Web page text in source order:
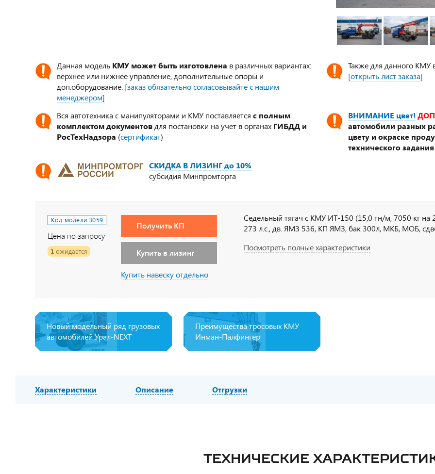
Данная модель КМУ может быть изготовлена в различных вариантах:
верхнее или нижнее управление, дополнительные опоры и
доп.оборудование. [заказ обязательно согласовывайте с нашим
менеджером]
Также для данного КМУ
[открыть лист заказа]
Вся автотехника с манипуляторами и КМУ поставляется с полным
комплектом документов для постановки на учет в органах ГИБДД и
РосТехНадзора (сертификат)
ВНИМАНИЕ цвет!
автомобили разных
цвету и окраске
технического
СКИДКА В ЛИЗИНГ до 10%
субсидия Минпромторга
Код модели:3059
Цена по запросу
1 ожидается
Получить КП
Купить в лизинг
Купить навеску отдельно
Седельный тягач с КМУ ИТ-150 (15,0 тн/м, 7050 кг на
273 л.с., дв. ЯМЗ 536, КП ЯМЗ, бак 300л, МКБ, МОБ,
Посмотреть полные характеристики
Новый модельный ряд грузовых
автомобилей Урал-NEXT
Преимущества тросовых КМУ
Инман-Палфингер
Характеристики Описание Отгрузки
ТЕХНИЧЕСКИЕ